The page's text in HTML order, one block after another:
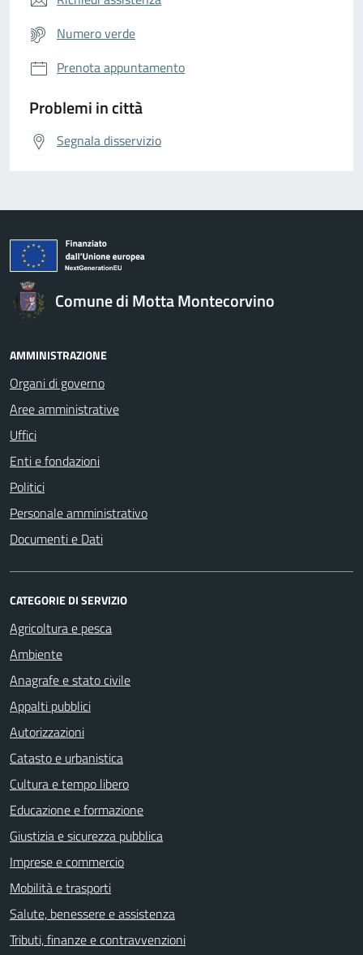
Numero verde
Prenota appuntamento
Problemi in città
Segnala disservizio
Comune di Motta Montecorvino
AMMINISTRAZIONE
Organi di governo
Aree amministrative
Uffici
Enti e fondazioni
Politici
Personale amministrativo
Documenti e Dati
CATEGORIE DI SERVIZIO
Agricoltura e pesca
Ambiente
Anagrafe e stato civile
Appalti pubblici
Autorizzazioni
Catasto e urbanistica
Cultura e tempo libero
Educazione e formazione
Giustizia e sicurezza pubblica
Imprese e commercio
Mobilità e trasporti
Salute, benessere e assistenza
Tributi, finanze e contravvenzioni